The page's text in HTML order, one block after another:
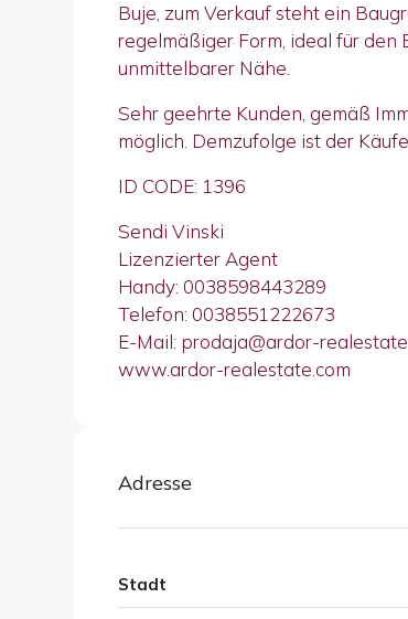
Buje, zum Verkauf steht ein
regelmäßiger Form, ideal für den
unmittelbarer Nähe.
Sehr geehrte Kunden, gemäß
möglich. Demzufolge ist der
ID CODE: 1396
Sendi Vinski
Lizenzierter Agent
Handy: 0038598443289
Telefon: 0038551222673
E-Mail: prodaja@ardor-
www.ardor-realestate.com
Adresse
Stadt